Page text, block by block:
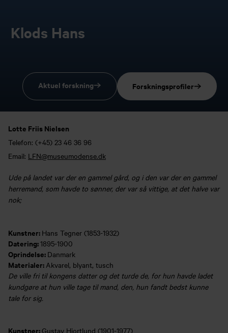
Klods Hans
Aktuel forskning Forskningsprofiler
Lotte Friis Nielsen
Telefon: (+45) 23 46 36 96
Email: LFN@museumodense.dk
Ude på landet var der en gammel gård, og i den var der en gammel
herremand, som havde to sønner, der var så vittige, at det halve var
nok;
Kunstner: Hans Tegner (1853-1932)
Datering:1895-1900
Oprindelse: Danmark
Materialer: Akvarel, blyant, tusch
De ville fri til kongens datter og det turde de, for hun havde ladet
kundgøre at hun ville tage til mand, den, hun fandt bedst kunne
tale for sig.
Kunstner:Gustav Hjortlund (1901-1977)